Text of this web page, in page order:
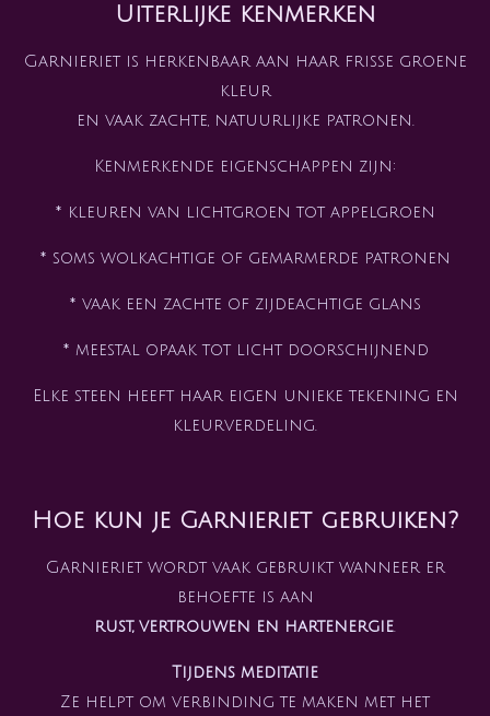
Uiterlijke kenmerken
Garnieriet is herkenbaar aan haar frisse groene
kleur
en vaak zachte, natuurlijke patronen.
Kenmerkende eigenschappen zijn:
* kleuren van lichtgroen tot appelgroen
* soms wolkachtige of gemarmerde patronen
* vaak een zachte of zijdeachtige glans
* meestal opaak tot licht doorschijnend
Elke steen heeft haar eigen unieke tekening en
kleurverdeling.
Hoe kun je Garnieriet gebruiken?
Garnieriet wordt vaak gebruikt wanneer er
behoefte is aan
rust, vertrouwen en hartenergie
Tijdens meditatie
Ze helpt om verbinding te maken met het